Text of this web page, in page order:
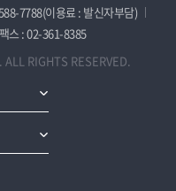
7788(이용료 : 발신자부담)
팩스 : 02-361-8385
RIGHTS RESERVED.